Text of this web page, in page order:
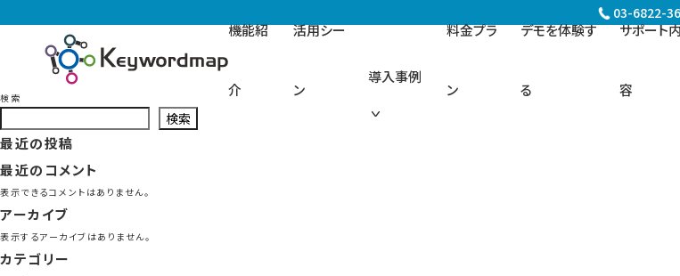
03-6822-
機能紹
介
活用シー
ン
導入事例
料金プラ
ン
デモを体験す
る
サポート
容
検索
検索
最近の投稿
最近のコメント
表示できるコメントはありません。
アーカイブ
表示するアーカイブはありません。
カテゴリー